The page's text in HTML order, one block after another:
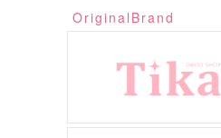
OriginalBrand